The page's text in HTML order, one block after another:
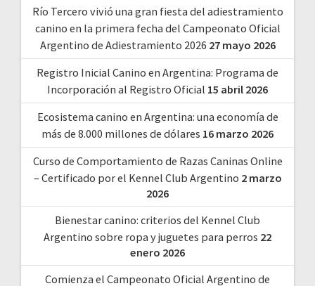
Río Tercero vivió una gran fiesta del adiestramiento
canino en la primera fecha del Campeonato Oficial
Argentino de Adiestramiento 2026 27 mayo 2026
Registro Inicial Canino en Argentina: Programa de
Incorporación al Registro Oficial 15 abril 2026
Ecosistema canino en Argentina: una economía de
más de 8.000 millones de dólares 16 marzo 2026
Curso de Comportamiento de Razas Caninas Online
– Certificado por el Kennel Club Argentino 2 marzo
2026
Bienestar canino: criterios del Kennel Club
Argentino sobre ropa y juguetes para perros 22
enero 2026
Comienza el Campeonato Oficial Argentino de